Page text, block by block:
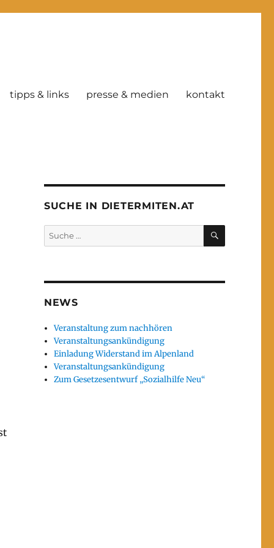
tipps & links presse & medien kontakt
SUCHE IN DIETERMITEN.AT
Suche
nach:
SUCHE
NEWS
Veranstaltung zum nachhören
Veranstaltungsankündigung
Einladung Widerstand im Alpenland
Veranstaltungsankündigung
Zum Gesetzesentwurf „Sozialhilfe Neu“